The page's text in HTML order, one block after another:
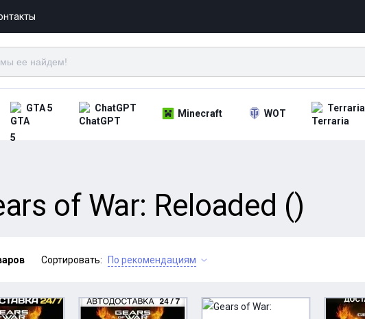
GTA 5 ChatGPT Minecraft WOT Terraria
of War: Reloaded ()
Сортировать: По рекомендациям